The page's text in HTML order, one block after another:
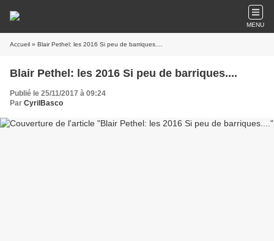
MENU
Accueil » Blair Pethel: les 2016 Si peu de barriques....
Blair Pethel: les 2016 Si peu de barriques....
Publié le 25/11/2017 à 09:24
Par CyrilBasco